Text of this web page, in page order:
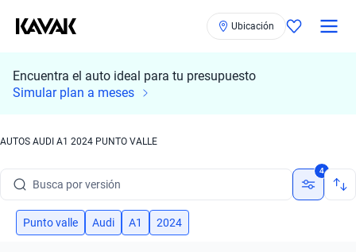
Ubicación
Encuentra el auto ideal para tu presupuesto
Simular plan a meses
AUTOS AUDI A1 2024 PUNTO VALLE
Busca por marca
Busca por año
Busca por marca
4
Punto valle Audi A1 2024